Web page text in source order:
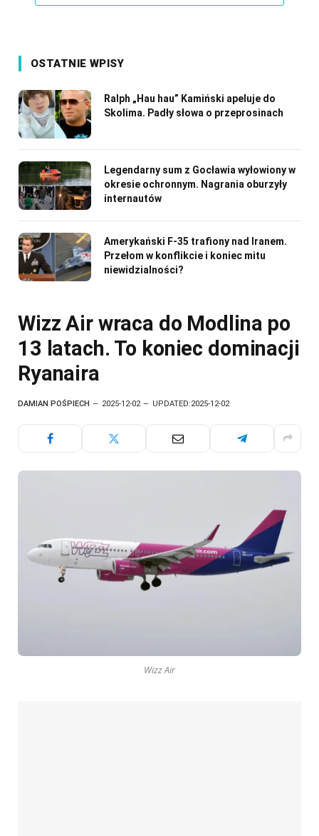
OSTATNIE WPISY
Ralph „Hau hau” Kamiński apeluje do
Skolima. Padły słowa o przeprosinach
Legendarny sum z Gocławia wyłowiony w
okresie ochronnym. Nagrania oburzyły
internautów
Amerykański F-35 trafiony nad Iranem.
Przełom w konflikcie i koniec mitu
niewidzialności?
Wizz Air wraca do Modlina po
13 latach. To koniec dominacji
Ryanaira
DAMIAN POŚPIECH 2025-12-02 UPDATED:2025-12-02
Wizz Air